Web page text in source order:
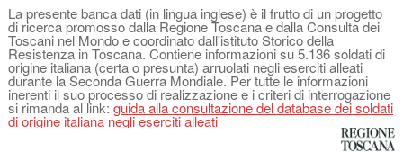
La presente banca dati (in lingua inglese) è il frutto di un progetto
di ricerca promosso dalla Regione Toscana e dalla Consulta dei
Toscani nel Mondo e coordinato dall'istituto Storico della
Resistenza in Toscana. Contiene informazioni su 5.136 soldati di
origine italiana (certa o presunta) arruolati negli eserciti alleati
durante la Seconda Guerra Mondiale. Per tutte le informazioni
inerenti il suo processo di realizzazione e i criteri di interrogazione
si rimanda al link: guida alla consultazione del database dei soldati
di origine italiana negli eserciti alleati